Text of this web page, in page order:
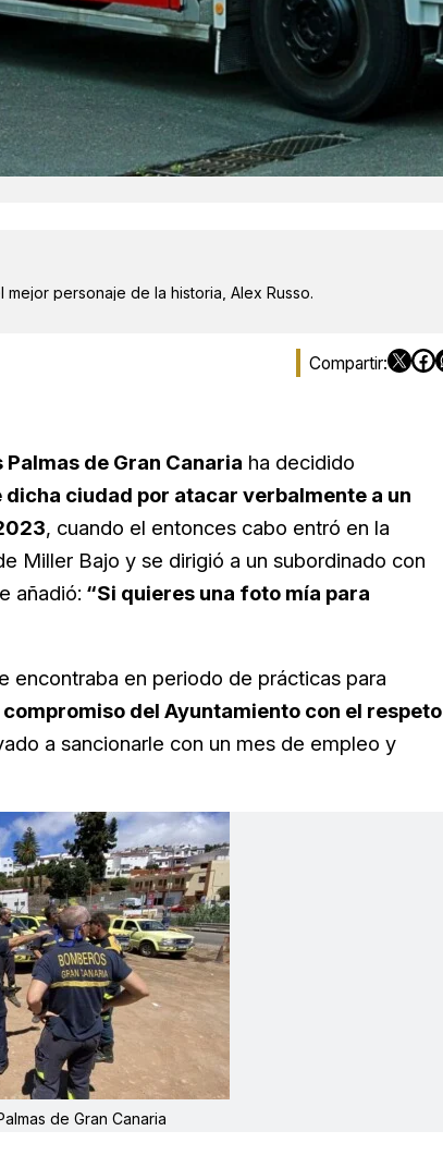
personaje de la historia, Alex Russo.
Palmas de Gran Canaria ha decidido
ciudad por atacar verbalmente a un
, cuando el entonces cabo entró en la
Miller Bajo y se dirigió a un subordinado con
añadió: “Si quieres una foto mía para
encontraba en periodo de prácticas para
compromiso del Ayuntamiento con el respeto
a sancionarle con un mes de empleo y
de Gran Canaria